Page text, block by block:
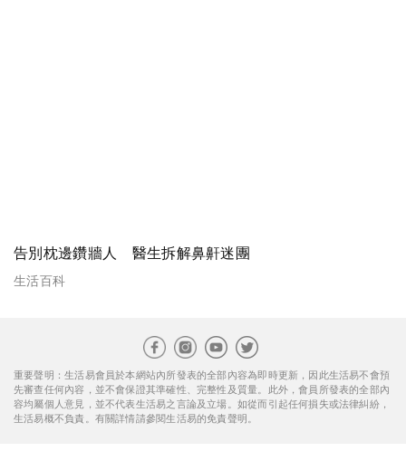
告別枕邊鑽牆人 醫生拆解鼻鼾迷團
生活百科
重要聲明：生活易會員於本網站內所發表的全部內容為即時更新，因此生活易不會預
先審查任何內容，並不會保證其準確性、完整性及質量。此外，會員所發表的全部內
容均屬個人意見，並不代表生活易之言論及立場。如從而引起任何損失或法律糾紛，
生活易概不負責。有關詳情請參閱生活易的免責聲明。